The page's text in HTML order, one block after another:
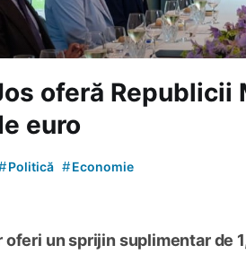
oferă Republicii
euro
Politică #Economie
oferi un sprijin suplimentar de